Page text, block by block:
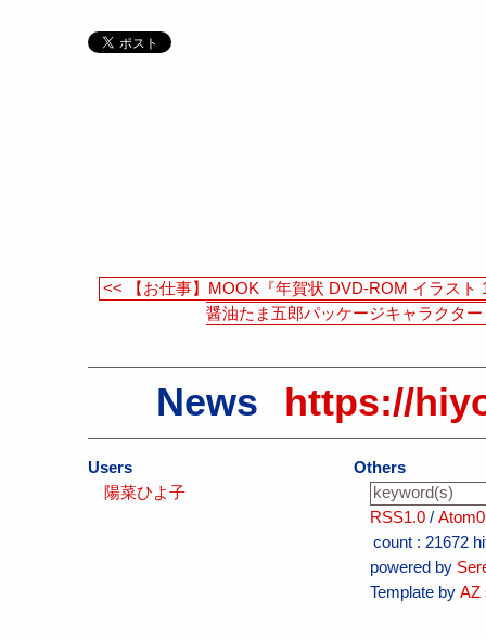
<< 【お仕事】MOOK『年賀状 DVD-ROM イラスト
醤油たま五郎パッケージキャラクタ
News https://
Users
陽菜ひよ子
Others
RSS1.0 /
count : 21672
powered by
Template byAZ